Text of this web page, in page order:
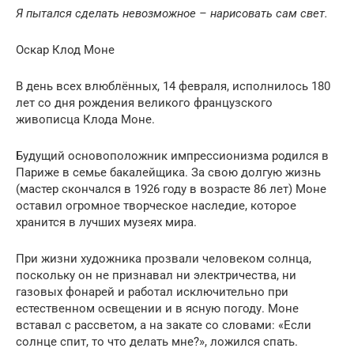
Я пытался сделать невозможное – нарисовать сам свет.
Оскар Клод Моне
В день всех влюблённых, 14 февраля, исполнилось 180
лет со дня рождения великого французского
живописца Клода Моне.
Будущий основоположник импрессионизма родился в
Париже в семье бакалейщика. За свою долгую жизнь
(мастер скончался в 1926 году в возрасте 86 лет) Моне
оставил огромное творческое наследие, которое
хранится в лучших музеях мира.
При жизни художника прозвали человеком солнца,
поскольку он не признавал ни электричества, ни
газовых фонарей и работал исключительно при
естественном освещении и в ясную погоду. Моне
вставал с рассветом, а на закате со словами: «Если
солнце спит, то что делать мне?», ложился спать.